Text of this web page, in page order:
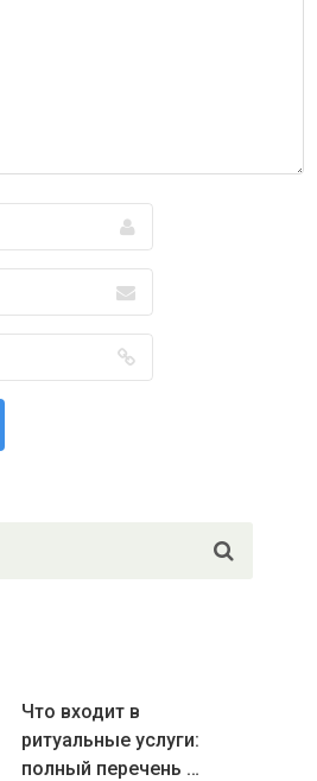
Что входит в
ритуальные услуги:
полный перечень …